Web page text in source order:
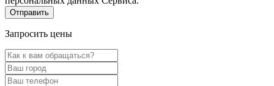
Запросить цены